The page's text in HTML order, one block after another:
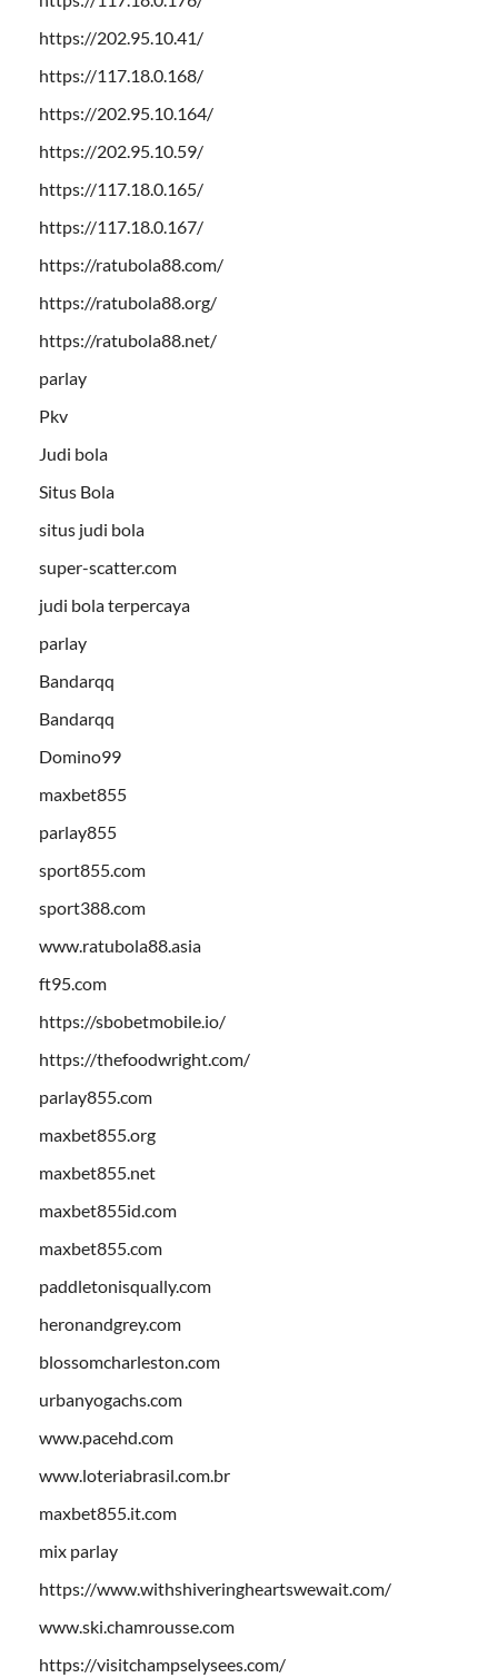
https://202.95.10.41/
https://117.18.0.168/
https://202.95.10.164/
https://202.95.10.59/
https://117.18.0.165/
https://117.18.0.167/
https://ratubola88.com/
https://ratubola88.org/
https://ratubola88.net/
parlay
Pkv
Judi bola
Situs Bola
situs judi bola
super-scatter.com
judi bola terpercaya
parlay
Bandarqq
Bandarqq
Domino99
maxbet855
parlay855
sport855.com
sport388.com
www.ratubola88.asia
ft95.com
https://sbobetmobile.io/
https://thefoodwright.com/
parlay855.com
maxbet855.org
maxbet855.net
maxbet855id.com
maxbet855.com
paddletonisqually.com
heronandgrey.com
blossomcharleston.com
urbanyogachs.com
www.pacehd.com
www.loteriabrasil.com.br
maxbet855.it.com
mix parlay
https://www.withshiveringheartswewait.com/
www.ski.chamrousse.com
https://visitchampselysees.com/